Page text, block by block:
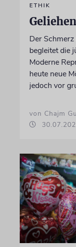
ETHIK
Der
begleitet die
Moderne
heute neue
jedoch vor
von Chajm